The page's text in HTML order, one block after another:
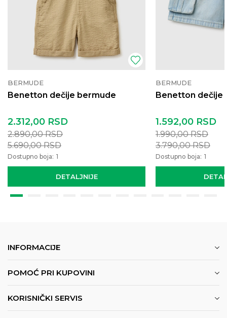
BERMUDE
Benetton dečije bermude
DETALJNIJE
2.312,00 RSD
2.890,00RSD
5.690,00RSD
Dostupno boja: 1
BERMUDE
Benetton dečije
1.592,00 RSD
1.990,00RSD
3.790,00RSD
Dostupno boja: 1
INFORMACIJE
POMOĆ PRI KUPOVINI
KORISNIČKI SERVIS